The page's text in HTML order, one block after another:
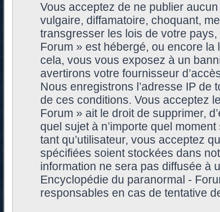
Vous acceptez de ne publier
vulgaire, diffamatoire, choquant,
transgresser les lois de votre
Forum » est hébergé, ou encore
cela, vous vous exposez à un
avertirons votre fournisseur
Nous enregistrons l’adresse IP de
de ces conditions. Vous acceptez
Forum » ait le droit de supprimer,
quel sujet à n’importe quel
tant qu’utilisateur, vous acceptez
spécifiées soient stockées dans
information ne sera pas diffusée à
Encyclopédie du paranormal -
responsables en cas de tentative